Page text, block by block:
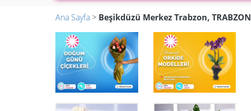
Ana Sayfa > Beşikdüzü Merkez Trabzon, TRABZON